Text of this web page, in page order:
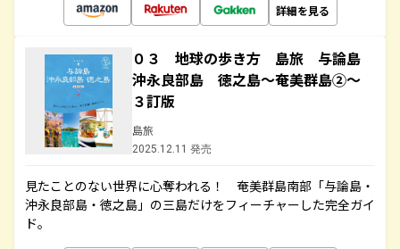
詳細を見る
０３ 地球の歩き方 島旅 与論島
沖永良部島 徳之島～奄美群島②～
３訂版
島旅
2025.12.11 発売
見たことのない世界に心奪われる！ 奄美群島南部「与論島・
沖永良部島・徳之島」の三島だけをフィーチャーした完全ガイ
ド。